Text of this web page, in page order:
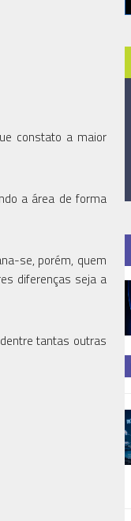
constato a maior
a área de forma
se, porém, quem
diferenças seja a
tantas outras